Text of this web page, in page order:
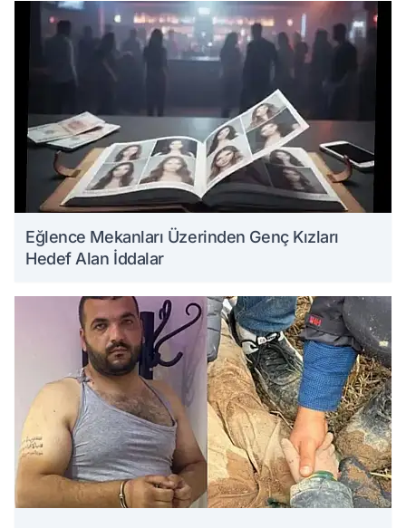
Eğlence Mekanları Üzerinden Genç Kızları
Hedef Alan İddalar